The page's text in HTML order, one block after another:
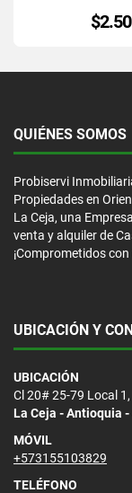
QUIÉNES SOMOS
Probiservi
Propiedades en
La Ceja, una
venta y alquiler de
¡Comprometidos
UBICACIÓN Y
UBICACIÓN
Cl 20# 25-79 Local
La Ceja - Antioquia
MÓVIL
+573155103829
TELÉFONO